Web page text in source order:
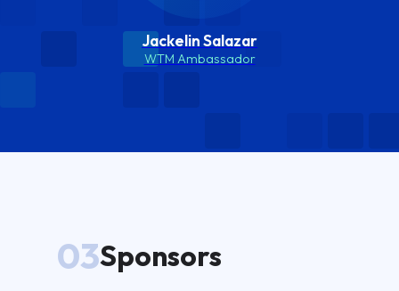
Jackelin Salazar
WTM Ambassador
03Sponsors